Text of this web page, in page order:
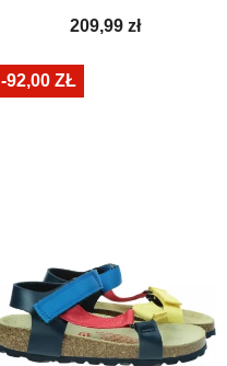
Cena
209,99 zł
-92,00 ZŁ